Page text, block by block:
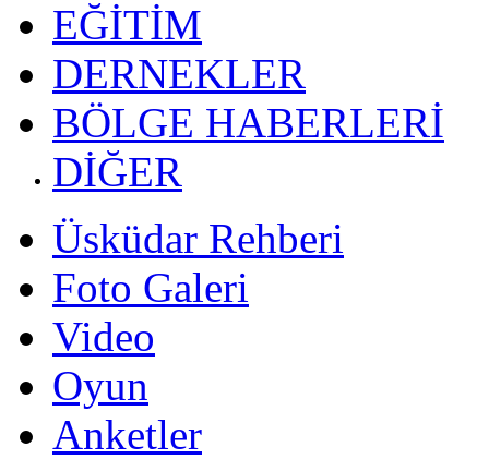
EĞİTİM
DERNEKLER
BÖLGE HABERLERİ
DİĞER
Üsküdar Rehberi
Foto Galeri
Video
Oyun
Anketler